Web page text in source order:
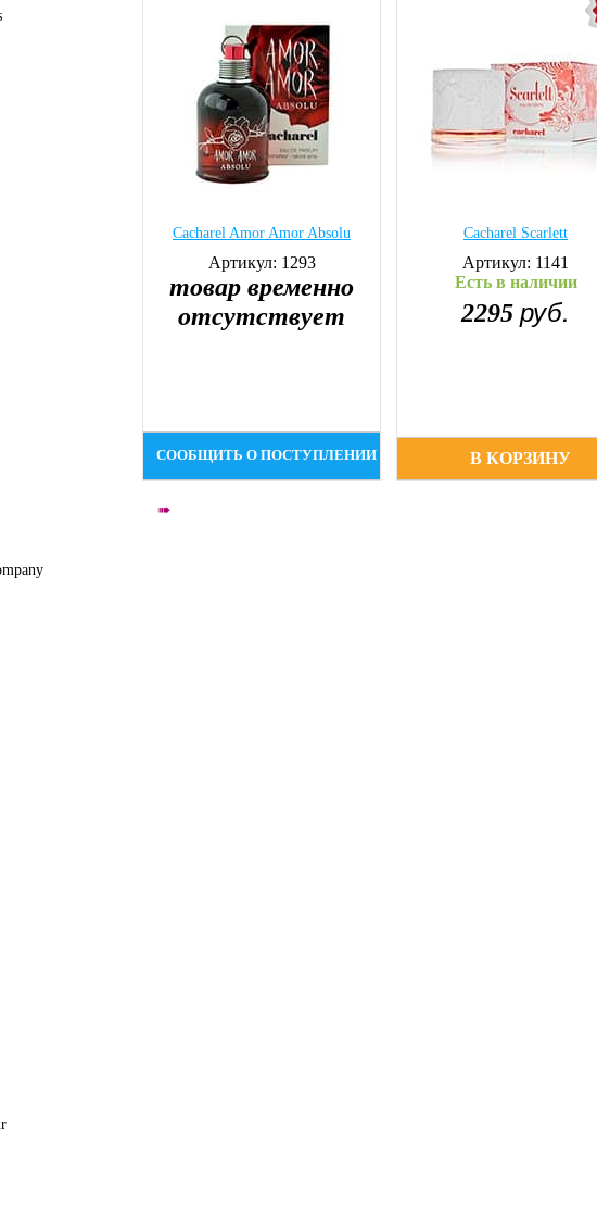
Cacharel Amor Amor Absolu
Артикул: 1293
товар временно
отсутствует
СООБЩИТЬ О ПОСТУПЛЕНИИ
Cacharel Scarlett
Артикул: 1141
Есть в наличии
2295 руб.
В КОРЗИНУ
➠